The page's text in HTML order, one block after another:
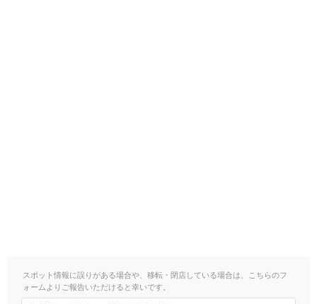
スポット情報に誤りがある場合や、移転・閉店している場合は、こちらのフ
ォームよりご報告いただけると幸いです。